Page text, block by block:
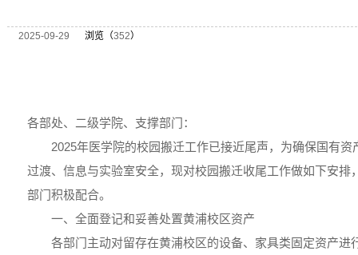
2025-09-29 浏览（352）
各部处、二级学院、支撑部门：
2025年医学院的校园搬迁工作已接近尾声，为确保国有
过渡、信息与实验室安全，现对校园搬迁收尾工作做如下安排
部门积极配合。
一、全面登记和妥善处置黄浦校区资产
各部门主动对留存在黄浦校区的设备、家具类固定资产进